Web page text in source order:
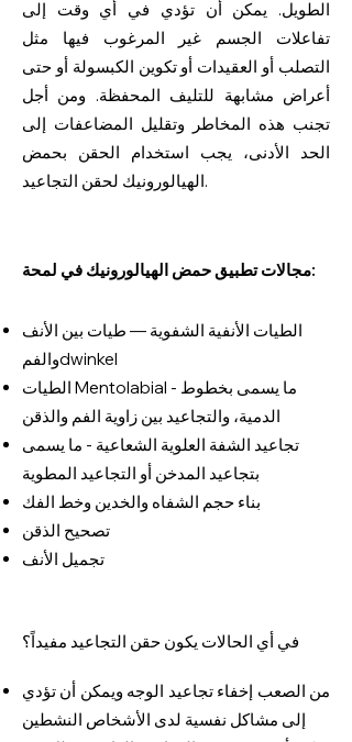
الطويل. يمكن أن تؤدي في أي وقت إلى
تفاعلات الجسم غير المرغوب فيها مثل
التصلب أو العقيدات أو تكوين الكبسولة أو حتى
أعراض مشابهة للتليف المحفظة. ومن أجل
تجنب هذه المخاطر وتقليل المضاعفات إلى
الحد الأدنى، يجب استخدام الحقن بحمض
الهيالورونيك لحقن التجاعيد.
مجالات تطبيق حمض الهيالورونيك في لمحة:
الطيات الأنفية الشفوية — طيات بين الأنف
والفمdwinkel
الطيات Mentolabial - ما يسمى بخطوط
الدمية، والتجاعيد بين زاوية الفم والذقن
تجاعيد الشفة العلوية الشعاعية - ما يسمى
بتجاعيد المدخن أو التجاعيد المطوية
بناء حجم الشفاه والخدين وخط الفك
تصحيح الذقن
تجميل الأنف
في أي الحالات يكون حقن التجاعيد مفيداً؟
من الصعب إخفاء تجاعيد الوجه ويمكن أن تؤدي
إلى مشاكل نفسية لدى الأشخاص النشطين